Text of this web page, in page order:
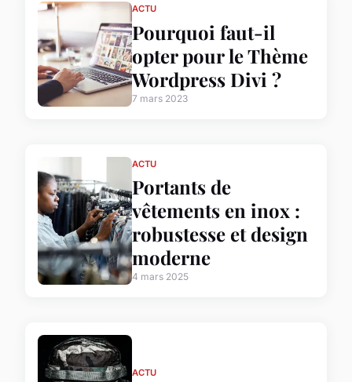
ACTU
Pourquoi faut-il
opter pour le Thème
Wordpress Divi ?
7 mars 2023
ACTU
Portants de
vêtements en inox :
robustesse et design
moderne
4 mars 2025
ACTU